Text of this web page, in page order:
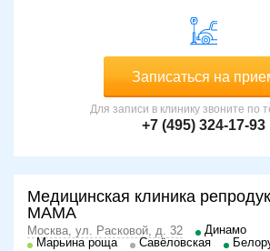
Записаться на
Для записи в клинику звоните по
+7 (495) 324-17-93
Медицинская клиника
МАМА
Москва, ул. Расковой, д. 32
Динамо
Марьина роща
Савёловская